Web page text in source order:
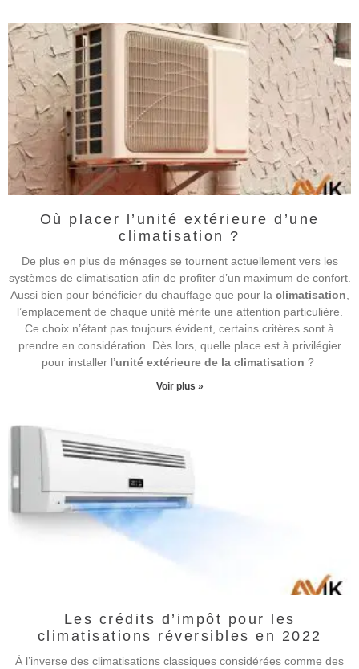
Où placer l’unité extérieure d’une
climatisation ?
De plus en plus de ménages se tournent actuellement vers les
systèmes de climatisation afin de profiter d’un maximum de confort.
Aussi bien pour bénéficier du chauffage que pour la climatisation,
l’emplacement de chaque unité mérite une attention particulière.
Ce choix n’étant pas toujours évident, certains critères sont à
prendre en considération. Dès lors, quelle place est à privilégier
pour installer l’unité extérieure de la climatisation ?
Voir plus »
Les crédits d’impôt pour les
climatisations réversibles en 2022
À l’inverse des climatisations classiques considérées comme des